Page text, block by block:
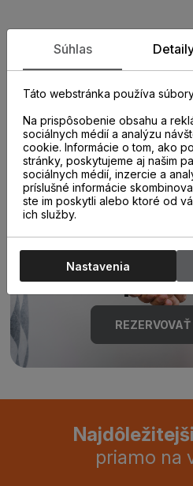
Zistite viac o
produktu
priamo na
Súhlas
Táto webstránka používa
Na prispôsobenie obsahu a
sociálnych médií a analýzu
cookie. Informácie o tom, ako
stránky, poskytujeme aj našim
sociálnych médií, inzercie a
príslušné informácie
ste im poskytli alebo ktoré od
ich služby.
Nastavenia